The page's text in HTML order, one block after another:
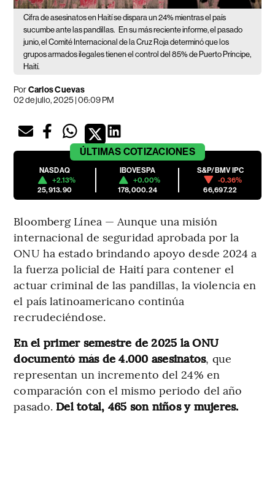
Cifra de asesinatos en Haití se dispara un 24% mientras el país
sucumbe ante las pandillas. En su más reciente informe, el pasado
junio, el Comité Internacional de la Cruz Roja determinó que los
grupos armados ilegales tienen el control del 85% de Puerto Príncipe,
Haití.
PorCarlos Cuevas
02 de julio, 2025 | 06:09 PM
ÚLTIMAS COTIZACIONES
NASDAQ
+2.13%
25,913.90
IBOVESPA
+0.00%
178,000.24
S&P/BMV IPC
-0.36%
66,697.22
Bloomberg Línea — Aunque una misión
internacional de seguridad aprobada por la
ONU ha estado brindando apoyo desde 2024 a
la fuerza policial de Haití para contener el
actuar criminal de las pandillas, la violencia en
el país latinoamericano continúa
recrudeciéndose.
En el primer semestre de 2025 la ONU
documentó más de 4.000 asesinatos, que
representan un incremento del 24% en
comparación con el mismo periodo del año
pasado. Del total, 465 son niños y mujeres.